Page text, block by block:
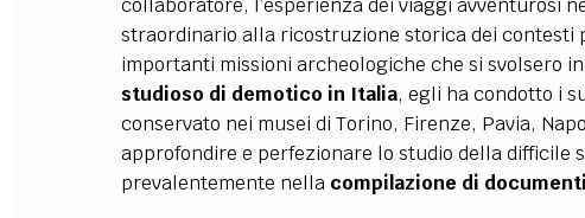
collaboratore, l’esperienza dei viaggi avventurosi
straordinario alla ricostruzione storica dei
importanti missioni archeologiche che si svolsero
studioso di demotico in Italia, egli ha condotto i
conservato nei musei di Torino, Firenze, Pavia,
approfondire e perfezionare lo studio della difficile
prevalentemente nella compilazione di